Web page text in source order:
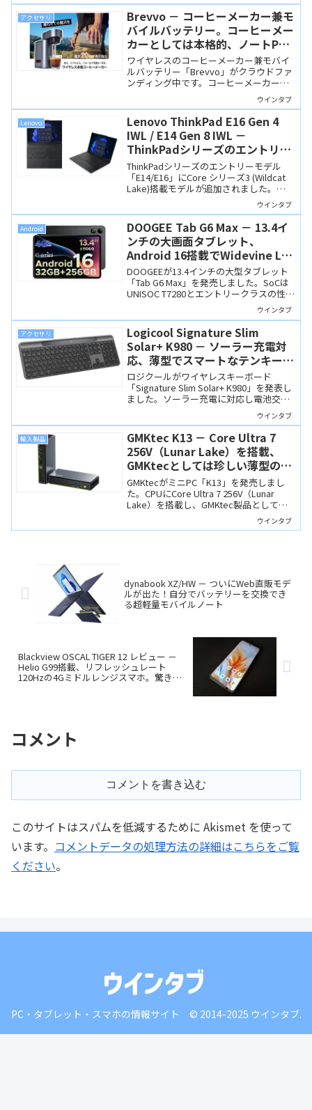
アクセサリ
Brevvo － コーヒーメーカー兼モ
バイルバッテリー。コーヒーメー
カーとしては本格的、ノートPC
の充電も可能
ワイヤレスのコーヒーメーカー兼モバイ
ルバッテリー「Brevvo」がクラウドファ
ンディング中です。コーヒーメーカーと
しては本格的で、モバイルバッテリーと
してはノートPCの充電も可能。ツッコミ
どころはありますけど、皆さんこういう
の好きですよね？
ウインタブ
Lenovo
Lenovo ThinkPad E16 Gen 4
IWL / E14 Gen 8 IWL －
ThinkPadシリーズのエントリー
モデルにWildcat Lakeが搭載さ
れました
ThinkPadシリーズのエントリーモデル
「E14/E16」にCore シリーズ3 (Wildcat
Lake)搭載モデルが追加されました。
Wildcat LakeはIntel CPUでは下位に位置
付けられますが、性能と省電力性は高
く、ビジネス用として適しています。ま
た、RAM8GBもラインナップされてお
り、比較的手頃な価格で購入できます。
ウインタブ
Android
DOOGEE Tab G6 Max － 13.4イ
ンチの大画面タブレット、
Android 16搭載でWidevine L1
対応、セットモデルもあり！
DOOGEEが13.4インチの大型タブレット
「Tab G6 Max」を発売しました。SoCは
UNISOC T7280とエントリークラスの性能
ですが、Widevine L1なので、大きな画面
で動画サブスクを楽しめます。キーボー
ドやマウスなどが付属するセットモデル
もあります。
ウインタブ
アクセサリ
Logicool Signature Slim
Solar+ K980 － ソーラー充電対
応、薄型でスマートなテンキー付
きワイヤレスキーボード
ロジクールがワイヤレスキーボード
「Signature Slim Solar+ K980」を発表し
ました。ソーラー充電に対応し電池交換
が不要なテンキー付きキーボードで、200
ルクス以上の室内光で充電でき、満充電
なら暗闇でも最大4か月使用可能です。
ウインタブ
輸入製品
GMKtec K13 － Core Ultra 7
256V（Lunar Lake）を搭載、
GMKtecとしては珍しい薄型のミ
ニPC
GMKtecがミニPC「K13」を発売しまし
た。CPUにCore Ultra 7 256V（Lunar
Lake）を搭載し、GMKtec製品としては
珍しく薄型の新筐体を採用しています。
USB4×2やHDMIを備え、最大3画面出力
ウインタブ
dynabook XZ/HW － ついにWeb直販モデ
ルが出た！自分でバッテリーを交換でき
る超軽量モバイルノート
Blackview OSCAL TIGER 12 レビュー －
Helio G99搭載、リフレッシュレート
120Hzの4Gミドルレンジスマホ。驚きの
コメント
コメントを書き込む
このサイトはスパムを低減するために Akismet を使って
います。 コメントデータの処理方法の詳細はこちらをご覧
ください。
PC・タブレット・スマホの情報サイト © 2014-2025 ウインタブ.